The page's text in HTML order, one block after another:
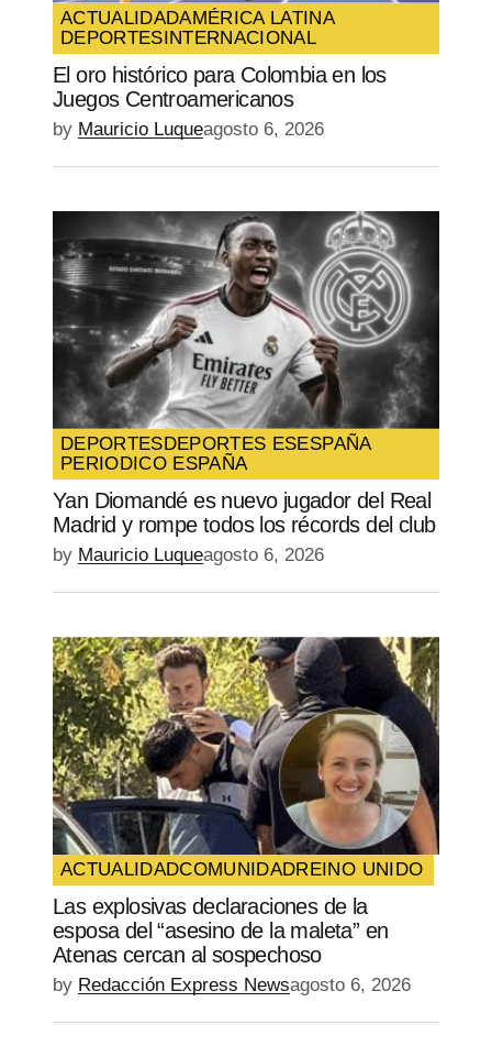
SUBMIT COMMENT
ACTUALIDADAMÉRICA LATINA
DEPORTESINTERNACIONAL
El oro histórico para Colombia en los
Juegos Centroamericanos
by Mauricio Luqueagosto 6, 2026
DEPORTESDEPORTES ESESPAÑA
PERIODICO ESPAÑA
Yan Diomandé es nuevo jugador del Real
Madrid y rompe todos los récords del club
by Mauricio Luqueagosto 6, 2026
ACTUALIDADCOMUNIDADREINO UNIDO
Las explosivas declaraciones de la
esposa del “asesino de la maleta” en
Atenas cercan al sospechoso
by Redacción Express Newsagosto 6, 2026